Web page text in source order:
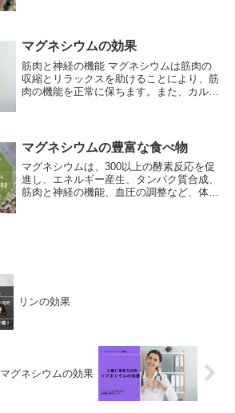
は、亜鉛を豊...
マグネシウムの効果
筋肉と神経の機能 マグネシウムは筋肉の
収縮とリラックスを助けることにより、筋
肉の機能を正常に保ちます。また、カルシ
るのに役立ちま...
マグネシウムの豊富な食べ物
マグネシウムは、300以上の酵素反応を促
進し、エネルギー産生、タンパク質合成、
筋肉と神経の機能、血圧の調整など、体の
リンの効果
マグネシウムの効果